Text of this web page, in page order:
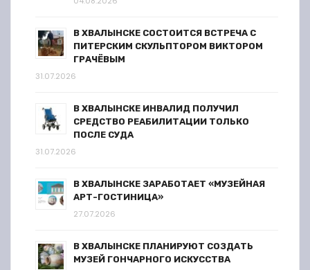
В ХВАЛЫНСКЕ СОСТОИТСЯ ВСТРЕЧА С
ПИТЕРСКИМ СКУЛЬПТОРОМ ВИКТОРОМ
ГРАЧЁВЫМ
31.07.2026
В ХВАЛЫНСКЕ ИНВАЛИД ПОЛУЧИЛ
СРЕДСТВО РЕАБИЛИТАЦИИ ТОЛЬКО
ПОСЛЕ СУДА
31.07.2026
В ХВАЛЫНСКЕ ЗАРАБОТАЕТ «МУЗЕЙНАЯ
АРТ-ГОСТИНИЦА»
27.07.2026
В ХВАЛЫНСКЕ ПЛАНИРУЮТ СОЗДАТЬ
МУЗЕЙ ГОНЧАРНОГО ИСКУССТВА